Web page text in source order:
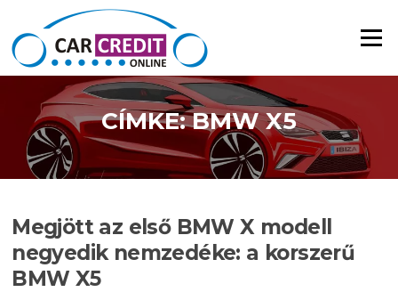
Ugrás a tartalomra
Menü
CÍMKE: BMW X5
Megjött az első BMW X modell
negyedik nemzedéke: a korszerű
BMW X5